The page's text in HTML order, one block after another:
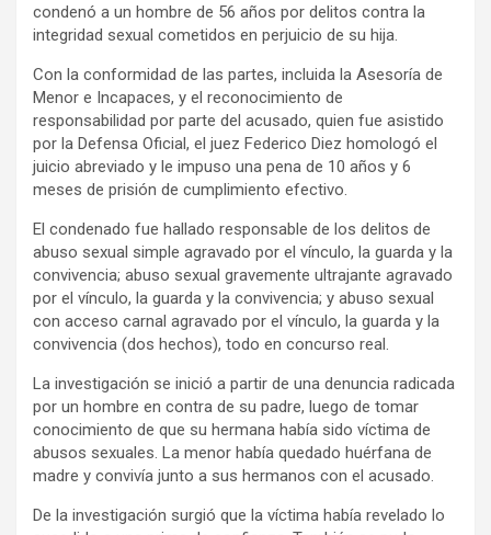
condenó a un hombre de 56 años por delitos contra la
integridad sexual cometidos en perjuicio de su hija.
Con la conformidad de las partes, incluida la Asesoría de
Menor e Incapaces, y el reconocimiento de
responsabilidad por parte del acusado, quien fue asistido
por la Defensa Oficial, el juez Federico Diez homologó el
juicio abreviado y le impuso una pena de 10 años y 6
meses de prisión de cumplimiento efectivo.
El condenado fue hallado responsable de los delitos de
abuso sexual simple agravado por el vínculo, la guarda y la
convivencia; abuso sexual gravemente ultrajante agravado
por el vínculo, la guarda y la convivencia; y abuso sexual
con acceso carnal agravado por el vínculo, la guarda y la
convivencia (dos hechos), todo en concurso real.
La investigación se inició a partir de una denuncia radicada
por un hombre en contra de su padre, luego de tomar
conocimiento de que su hermana había sido víctima de
abusos sexuales. La menor había quedado huérfana de
madre y convivía junto a sus hermanos con el acusado.
De la investigación surgió que la víctima había revelado lo